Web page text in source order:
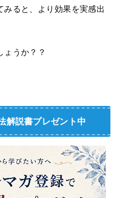
みると、より効果を実感出
ょうか？？
解説書プレゼント中